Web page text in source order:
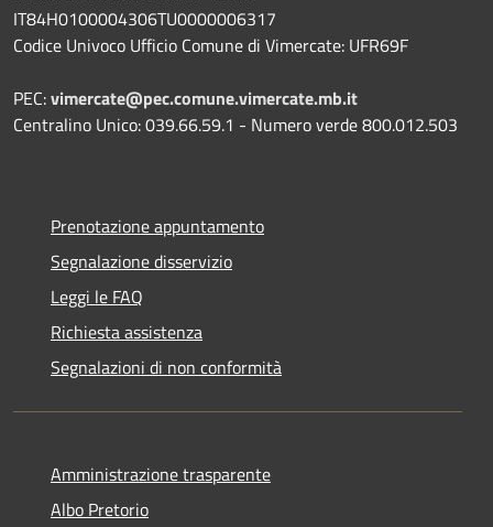
IT84H0100004306TU0000006317
Codice Univoco Ufficio Comune di Vimercate: UFR69F
PEC:vimercate@pec.comune.vimercate.mb.it
Centralino Unico: 039.66.59.1 - Numero verde 800.012.503
Prenotazione appuntamento
Segnalazione disservizio
Leggi le FAQ
Richiesta assistenza
Segnalazioni di non conformità
Amministrazione trasparente
Albo Pretorio